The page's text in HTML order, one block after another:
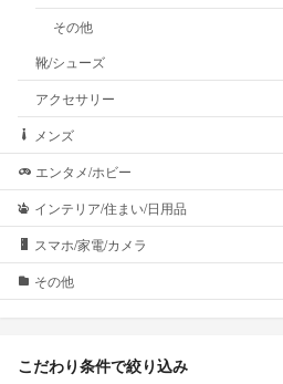
その他
靴/シューズ
アクセサリー
メンズ
エンタメ/ホビー
インテリア/住まい/日用品
スマホ/家電/カメラ
その他
こだわり条件で絞り込み